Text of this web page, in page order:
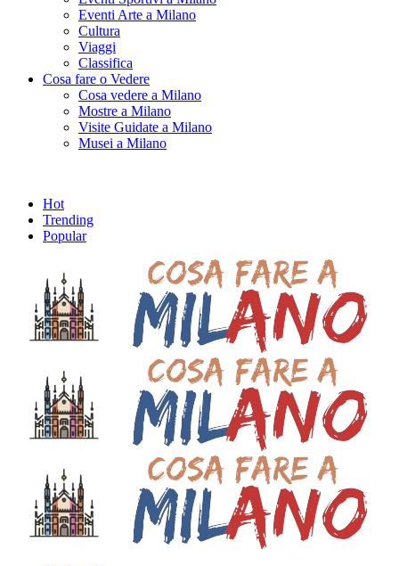
Eventi Arte a Milano
Cultura
Viaggi
Classifica
Cosa fare o Vedere
Cosa vedere a Milano
Mostre a Milano
Visite Guidate a Milano
Musei a Milano
Hot
Trending
Popular